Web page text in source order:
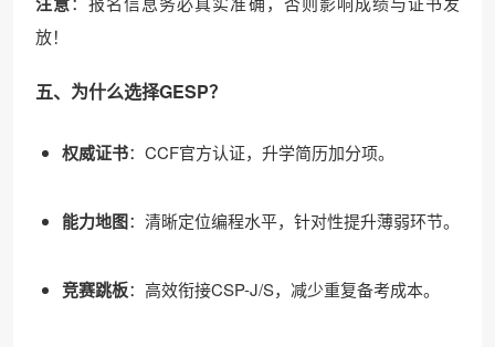
放！
五、为什么选择GESP？
权威证书：CCF官方认证，升学简历加分项。
能力地图：清晰定位编程水平，针对性提升薄弱环节。
竞赛跳板：高效衔接CSP-J/S，减少重复备考成本。